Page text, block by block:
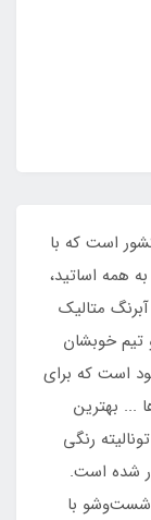
است که با
همه اساتید،
متالیک
تیم خوبشان
است که برای
... بهترین
رنگی
شده است.
شست‌وشو با